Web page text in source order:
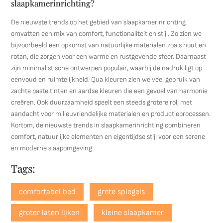
slaapkamerinrichting?
De nieuwste trends op het gebied van slaapkamerinrichting
omvatten een mix van comfort, functionaliteit en stijl. Zo zien we
bijvoorbeeld een opkomst van natuurlijke materialen zoals hout en
rotan, die zorgen voor een warme en rustgevende sfeer. Daarnaast
zijn minimalistische ontwerpen populair, waarbij de nadruk ligt op
eenvoud en ruimtelijkheid. Qua kleuren zien we veel gebruik van
zachte pasteltinten en aardse kleuren die een gevoel van harmonie
creëren. Ook duurzaamheid speelt een steeds grotere rol, met
aandacht voor milieuvriendelijke materialen en productieprocessen.
Kortom, de nieuwste trends in slaapkamerinrichting combineren
comfort, natuurlijke elementen en eigentijdse stijl voor een serene
en moderne slaapomgeving.
Tags:
comfortabel bed grote spiegels
groter laten lijken kleine slaapkamer